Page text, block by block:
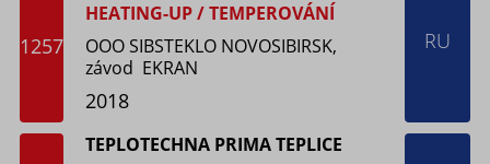
1257
HEATING-UP / TEMPEROVÁNÍ
OOO SIBSTEKLO NOVOSIBIRSK,
závod EKRAN
2018
RU
TEPLOTECHNA PRIMA TEPLICE